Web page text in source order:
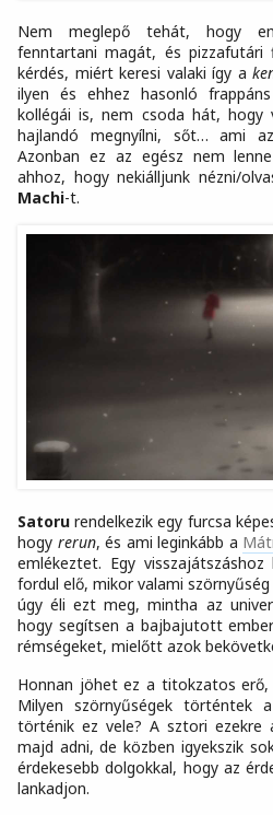
Nem meglepő tehát, hogy
fenntartani magát, és pizzafutári
kérdés, miért keresi valaki így a
ilyen és ehhez hasonló
kollégái is, nem csoda hát, hogy
hajlandó megnyílni, sőt… ami
Azonban ez az egész nem
ahhoz, hogy nekiálljunk nézni/
Machi-t.
Satoru rendelkezik egy furcsa
hogy rerun, és ami leginkább a
emlékeztet. Egy
fordul elő, mikor valami
úgy éli ezt meg, mintha az
hogy segítsen a bajbajutott
rémségeket, mielőtt azok
Honnan jöhet ez a titokzatos erő,
Milyen szörnyűségek
történik ez vele? A sztori ezekre
majd adni, de közben igyekszik
érdekesebb dolgokkal, hogy az
lankadjon.